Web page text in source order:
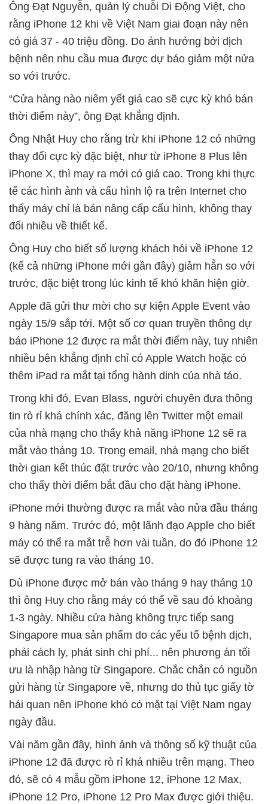
Ông Đạt Nguyễn, quản lý chuỗi Di Động Việt, cho
rằng iPhone 12 khi về Việt Nam giai đoạn này nên
có giá 37 - 40 triệu đồng. Do ảnh hưởng bởi dịch
bệnh nên nhu cầu mua được dự báo giảm một nửa
so với trước.
“Cửa hàng nào niêm yết giá cao sẽ cực kỳ khó bán
thời điểm này”, ông Đạt khẳng định.
Ông Nhật Huy cho rằng trừ khi iPhone 12 có những
thay đổi cực kỳ đặc biệt, như từ iPhone 8 Plus lên
iPhone X, thì may ra mới có giá cao. Trong khi thực
tế các hình ảnh và cấu hình lộ ra trên Internet cho
thấy máy chỉ là bản nâng cấp cấu hình, không thay
đổi nhiều về thiết kế.
Ông Huy cho biết số lượng khách hỏi về iPhone 12
(kể cả những iPhone mới gần đây) giảm hẳn so với
trước, đặc biệt trong lúc kinh tế khó khăn hiện giờ.
Apple đã gửi thư mời cho sự kiện Apple Event vào
ngày 15/9 sắp tới. Một số cơ quan truyền thông dự
báo iPhone 12 được ra mắt thời điểm này, tuy nhiên
nhiều bên khẳng định chỉ có Apple Watch hoặc có
thêm iPad ra mắt tại tổng hành dinh của nhà táo.
Trong khi đó, Evan Blass, người chuyên đưa thông
tin rò rỉ khá chính xác, đăng lên Twitter một email
của nhà mạng cho thấy khả năng iPhone 12 sẽ ra
mắt vào tháng 10. Trong email, nhà mạng cho biết
thời gian kết thúc đặt trước vào 20/10, nhưng không
cho thấy thời điểm bắt đầu cho đặt hàng iPhone.
iPhone mới thường được ra mắt vào nửa đầu tháng
9 hàng năm. Trước đó, một lãnh đạo Apple cho biết
máy có thể ra mắt trễ hơn vài tuần, do đó iPhone 12
sẽ được tung ra vào tháng 10.
Dù iPhone được mở bán vào tháng 9 hay tháng 10
thì ông Huy cho rằng máy có thể về sau đó khoảng
1-3 ngày. Nhiều cửa hàng không trực tiếp sang
Singapore mua sản phẩm do các yếu tố bệnh dịch,
phải cách ly, phát sinh chi phí... nên phương án tối
ưu là nhập hàng từ Singapore. Chắc chắn có nguồn
gửi hàng từ Singapore về, nhưng do thủ tục giấy tờ
hải quan nên iPhone khó có mặt tại Việt Nam ngay
ngày đầu.
Vài năm gần đây, hình ảnh và thông số kỹ thuật của
iPhone 12 đã được rò rỉ khá nhiều trên mạng. Theo
đó, sẽ có 4 mẫu gồm iPhone 12, iPhone 12 Max,
iPhone 12 Pro, iPhone 12 Pro Max được giới thiệu.